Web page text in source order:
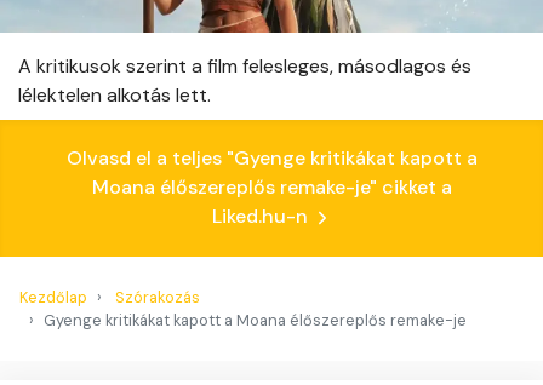
A kritikusok szerint a film felesleges, másodlagos és
lélektelen alkotás lett.
Olvasd el a teljes "Gyenge kritikákat kapott a
Moana élőszereplős remake-je" cikket a
Liked.hu-n
Kezdőlap
Szórakozás
Gyenge kritikákat kapott a Moana élőszereplős remake-je